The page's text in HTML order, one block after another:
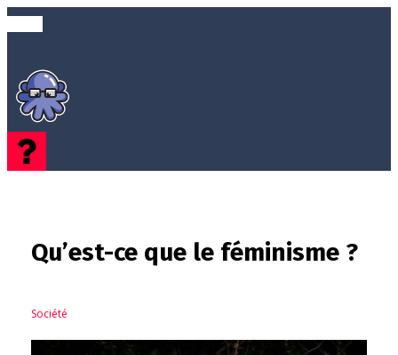
Qu’est-ce que le féminisme ?
Société